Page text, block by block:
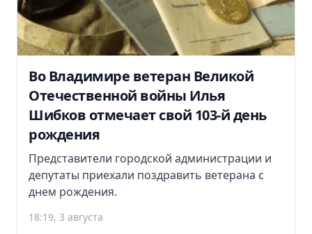
Во Владимире ветеран Великой
Отечественной войны Илья
Шибков отмечает свой 103-й день
рождения
Представители городской администрации и
депутаты приехали поздравить ветерана с
днем рождения.
18:19, 3 августа